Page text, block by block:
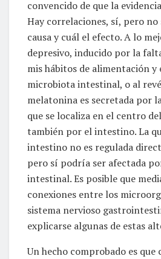
convencido de que la
Hay correlaciones, sí, pero no
causa y cuál el efecto. A lo
depresivo, inducido por la
mis hábitos de alimentación
microbiota intestinal, o al
melatonina es secretada por
que se localiza en el centro
también por el intestino. La
intestino no es regulada
pero sí podría ser afectada
intestinal. Es posible que
conexiones entre los
sistema nervioso
explicarse algunas de estas
Un hecho comprobado es que